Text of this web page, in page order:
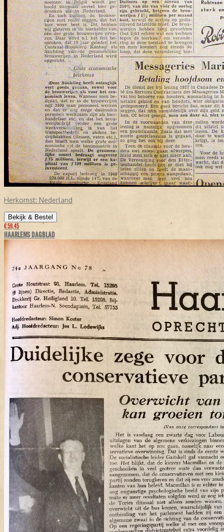
Herkomst: Nederland
Bekijk & Bestel
€ 59,45
HAARLEMS DAGBLAD